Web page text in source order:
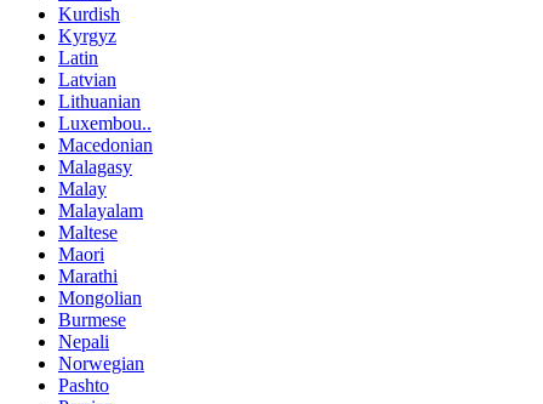
Kurdish
Kyrgyz
Latin
Latvian
Lithuanian
Luxembou..
Macedonian
Malagasy
Malay
Malayalam
Maltese
Maori
Marathi
Mongolian
Burmese
Nepali
Norwegian
Pashto